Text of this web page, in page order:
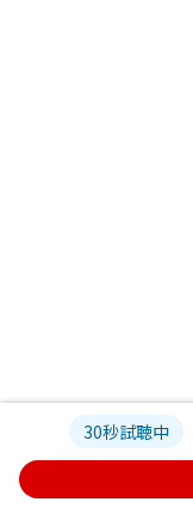
30秒試聴中